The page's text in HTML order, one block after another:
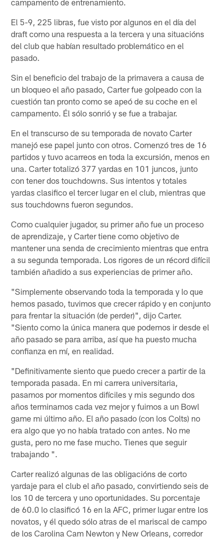
El 5-9, 225 libras, fue visto por algunos en el día del
draft como una respuesta a la tercera y una situacións
del club que habían resultado problemático en el
pasado.
Sin el beneficio del trabajo de la primavera a causa de
un bloqueo el año pasado, Carter fue golpeado con la
cuestión tan pronto como se apeó de su coche en el
campamento. Él sólo sonrió y se fue a trabajar.
En el transcurso de su temporada de novato Carter
manejó ese papel junto con otros. Comenzó tres de 16
partidos y tuvo acarreos en toda la excursión, menos en
una. Carter totalizó 377 yardas en 101 juncos, junto
con tener dos touchdowns. Sus intentos y totales
yardas clasifico el tercer lugar en el club, mientras que
sus touchdowns fueron segundos.
Como cualquier jugador, su primer año fue un proceso
de aprendizaje, y Carter tiene como objetivo de
mantener una senda de crecimiento mientras que entra
a su segunda temporada. Los rigores de un récord difícil
también añadido a sus experiencias de primer año.
"Simplemente observando toda la temporada y lo que
hemos pasado, tuvimos que crecer rápido y en conjunto
para frentar la situación (de perder)", dijo Carter.
"Siento como la única manera que podemos ir desde el
año pasado se para arriba, así que ha puesto mucha
confianza en mí, en realidad.
"Definitivamente siento que puedo crecer a partir de la
temporada pasada. En mi carrera universitaria,
pasamos por momentos difíciles y mis segundo dos
años terminamos cada vez mejor y fuimos a un Bowl
game mi último año. El año pasado (con los Colts) no
era algo que yo no había tratado con antes. No me
gusta, pero no me fase mucho. Tienes que seguir
trabajando ".
Carter realizó algunas de las obligacións de corto
yardaje para el club el año pasado, convirtiendo seis de
los 10 de tercera y uno oportunidades. Su porcentaje
de 60.0 lo clasificó 16 en la AFC, primer lugar entre los
novatos, y él quedo sólo atras de el mariscal de campo
de los Carolina Cam Newton y New Orleans, corredor